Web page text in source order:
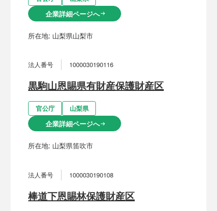
企業詳細ページへarrow_right_alt
所在地: 山梨県山梨市
法人番号 1000030190116
黒駒山恩賜県有財産保護財産区
官公庁 山梨県
企業詳細ページへarrow_right_alt
所在地: 山梨県笛吹市
法人番号 1000030190108
棒道下恩賜林保護財産区